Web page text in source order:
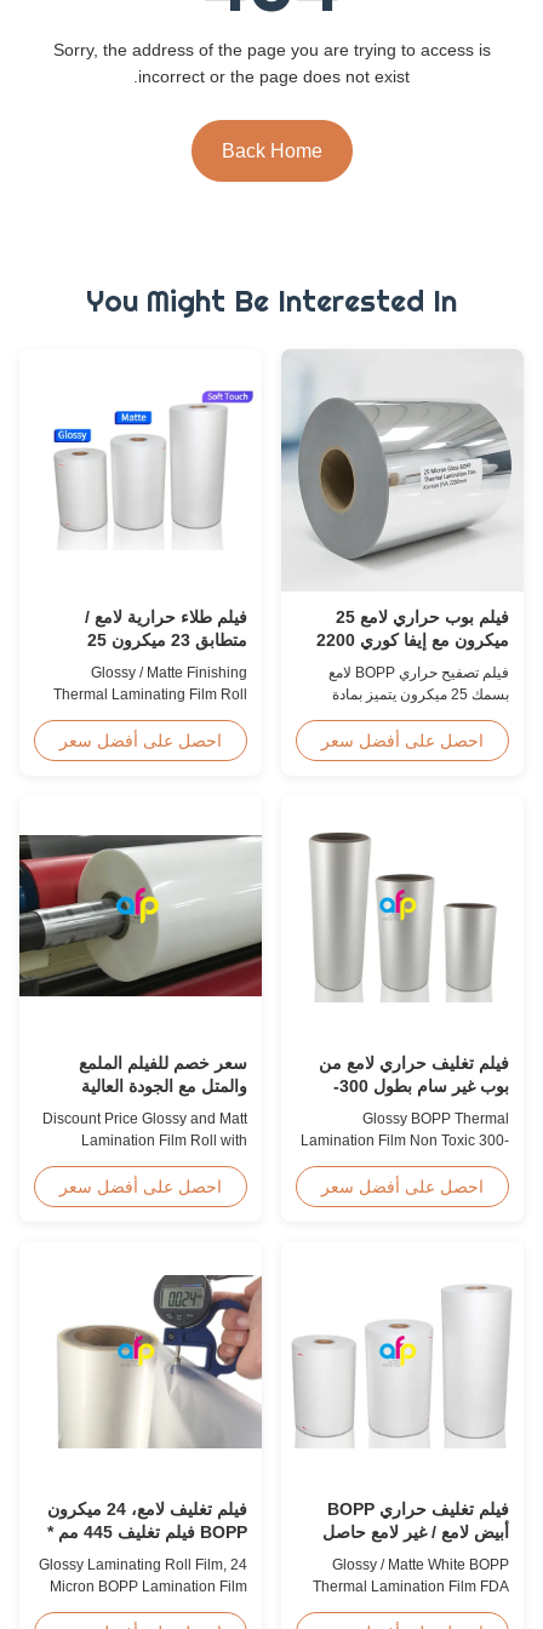
Sorry, the address of the page you are trying to access is
incorrect or the page does not exist.
Back Home
You Might Be Interested In
فيلم بوب حراري لامع 25
ميكرون مع إيفا كوري 2200
مم
فيلم تصفيح حراري BOPP لامع
بسمك 25 ميكرون يتميز بمادة
2200 مم، قوة شد عالية ≥150
ميجاباسكال، مثالي لحماية
احصل على أفضل سعر
فيلم طلاء حرارية لامع /
متطابق 23 ميكرون 25
ميكرون
Glossy / Matte Finishing
Thermal Laminating Film Roll
Thermal Laminating Film Roll
Thermal Laminating Film Roll is
machines. Available in two
finishings: Glossy (also called
Bright ...
احصل على أفضل سعر
فيلم تغليف حراري لامع من
بوب غير سام بطول 300-
4000 متر
Glossy BOPP Thermal
Lamination Film Non Toxic 300-
BOPP Film For Thermal
Lamination Non-toxic, pollution-
corona, few defects and good
mainly used for the composition
...
احصل على أفضل سعر
سعر خصم للفيلم الملمع
والمتل مع الجودة العالية
Discount Price Glossy and Matt
Lamination Film Roll with
discount pricing for glossy and
matte lamination film rolls, we
who are building excellent
reputations in their ...
احصل على أفضل سعر
فيلم تغليف حراري BOPP
أبيض لامع / غير لامع حاصل
على شهادة FDA
Glossy / Matte White BOPP
Thermal Lamination Film FDA
فيلم تغليف لامع، 24 ميكرون
BOPP فيلم تغليف 445 مم *
3000 متر لفة
Glossy Laminating Roll Film, 24
Micron BOPP Lamination Film